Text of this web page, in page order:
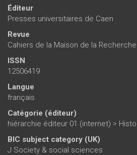
Éditeur
Presses universitaires de Caen
Revue
Cahiers de la Maison de la
ISSN
12506419
Langue
français
Catégorie (éditeur)
hiérarchie éditeur 01 (internet) >
BIC subject category (UK)
J Society & social sciences